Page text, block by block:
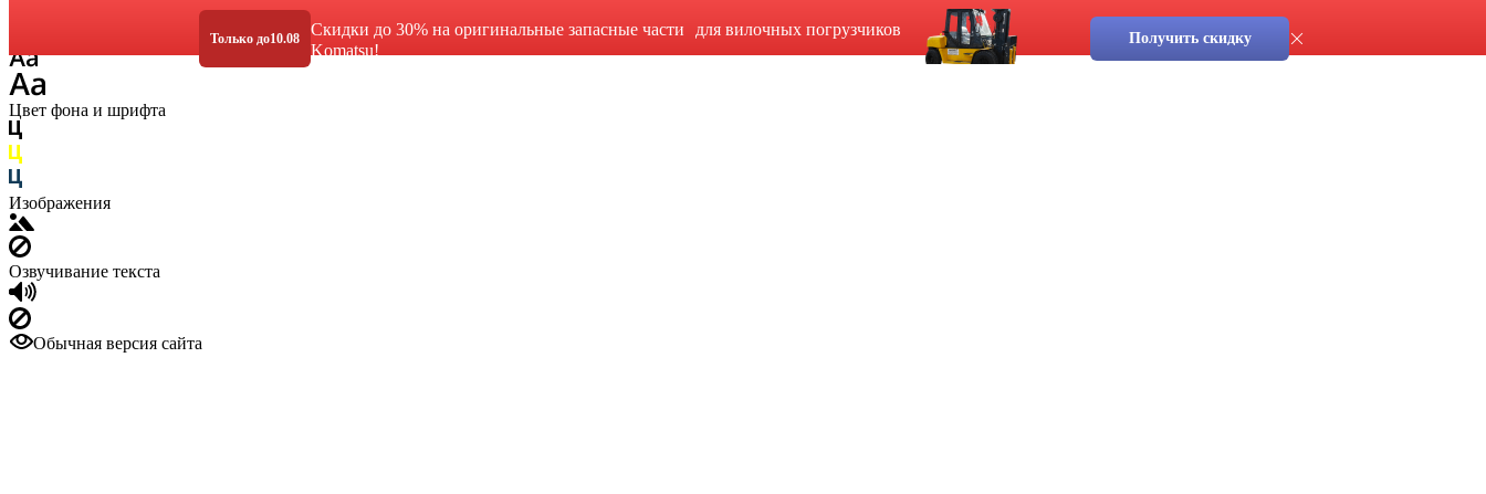
Только до10.08
Скидки до 30% на оригинальные запасные части для вилочных погрузчиков
Komatsu!
Получить скидку
Цвет фона и шрифта
Изображения
Озвучивание текста
Обычная версия сайта